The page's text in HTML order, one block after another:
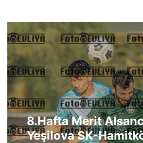
8.Hafta Merit
Yeşilova SK-